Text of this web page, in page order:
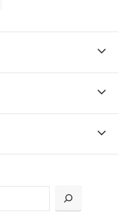
荷申込」からお選び